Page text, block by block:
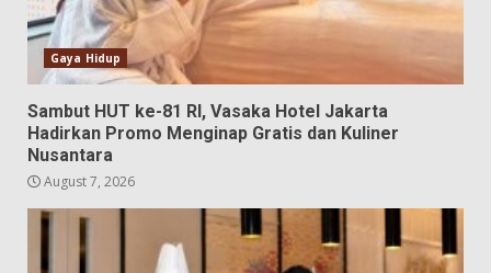
Gaya Hidup
Sambut HUT ke-81 RI, Vasaka Hotel Jakarta
Hadirkan Promo Menginap Gratis dan Kuliner
Nusantara
August 7, 2026